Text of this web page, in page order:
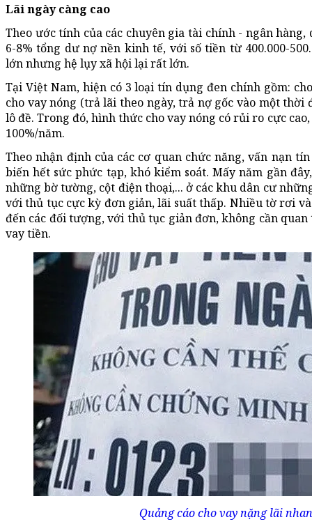
Lãi ngày càng cao
Theo ước tính của các chuyên gia tài chính - ngân
6-8% tổng dư nợ nền kinh tế, với số tiền từ 400.000-
lớn nhưng hệ lụy xã hội lại rất lớn.
Tại Việt Nam, hiện có 3 loại tín dụng đen chính gồm:
cho vay nóng (trả lãi theo ngày, trả nợ gốc vào một thời
lô đề. Trong đó, hình thức cho vay nóng có rủi ro cực
100%/năm.
Theo nhận định của các cơ quan chức năng, vấn nạn
biến hết sức phức tạp, khó kiểm soát. Mấy năm gần
những bờ tường, cột điện thoại,... ở các khu dân cư
với thủ tục cực kỳ đơn giản, lãi suất thấp. Nhiều tờ rơi
đến các đối tượng, với thủ tục giản đơn, không cần
vay tiền.
Quảng cáo cho vay nặng lãi